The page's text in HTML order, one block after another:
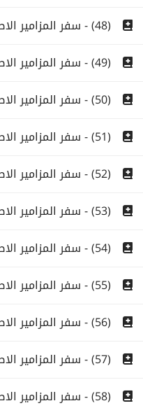
(48) - سفر المزامير الاصحاح الثامن والاربعون
(49) - سفر المزامير الاصحاح التاسع والاربعون
(50) - سفر المزامير الاصحاح الخمسون
(51) - سفر المزامير الاصحاح الحادى والخمسون
(52) - سفر المزامير الاصحاح الثانى والخمسون
(53) - سفر المزامير الاصحاح الثالث والخمسون
(54) - سفر المزامير الاصحاح الرابع والخمسون
(55) - سفر المزامير الاصحاح الخامس والخمسون
(56) - سفر المزامير الاصحاح السادس والخمسون
(57) - سفر المزامير الاصحاح السابع والخمسون
(58) - سفر المزامير الاصحاح الثامن والخمسون